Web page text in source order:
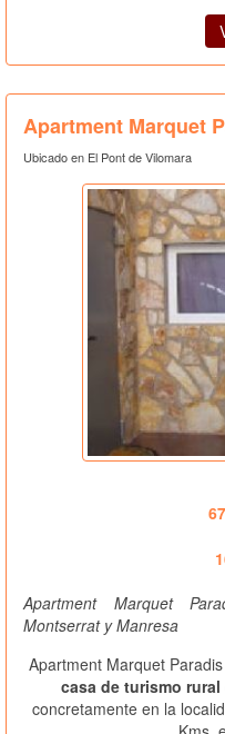
Apartment Marquet
Ubicado en El Pont de Vilomara
Apartment Marquet
Montserrat y Manresa
Apartment Marquet
casa de turismo
concretamente en la